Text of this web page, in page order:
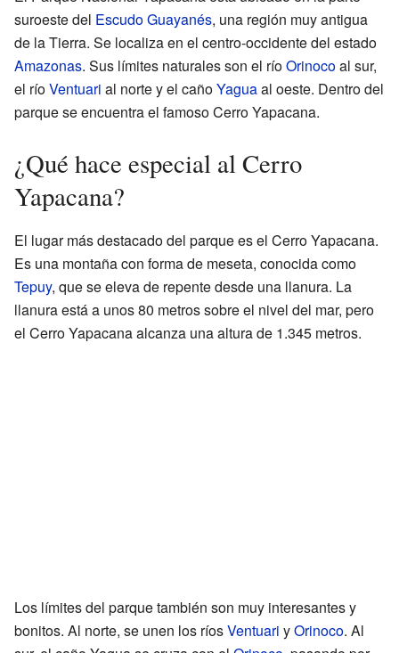
suroeste del Escudo Guayanés, una región muy antigua
de la Tierra. Se localiza en el centro-occidente del estado
Amazonas. Sus límites naturales son el ríoOrinocoal sur,
el ríoVentuari al norte y el cañoYaguaal oeste. Dentro del
parque se encuentra el famoso Cerro Yapacana.
¿Qué hace especial al Cerro
Yapacana?
El lugar más destacado del parque es el Cerro Yapacana.
Es una montaña con forma de meseta, conocida como
Tepuy, que se eleva de repente desde una llanura. La
llanura está a unos 80 metros sobre el nivel del mar, pero
el Cerro Yapacana alcanza una altura de 1.345 metros.
Los límites del parque también son muy interesantes y
bonitos. Al norte, se unen los ríosVentuari yOrinoco. Al